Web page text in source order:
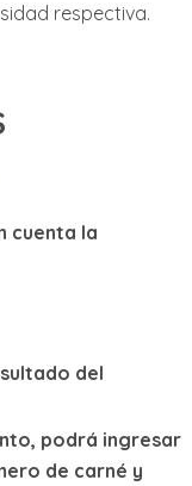
respectiva.
cuenta la
del
podrá ingresar
de carné y